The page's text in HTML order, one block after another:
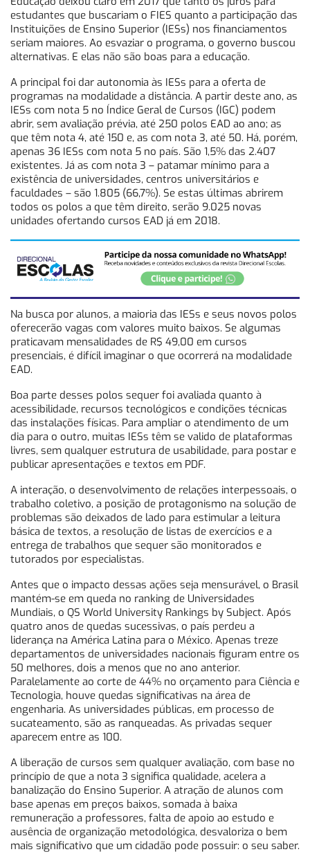
estudantes que buscariam o FIES quanto a participação das
Instituições de Ensino Superior (IESs) nos financiamentos
seriam maiores. Ao esvaziar o programa, o governo buscou
alternativas. E elas não são boas para a educação.
A principal foi dar autonomia às IESs para a oferta de
programas na modalidade a distância. A partir deste ano, as
IESs com nota 5 no Índice Geral de Cursos (IGC) podem
abrir, sem avaliação prévia, até 250 polos EAD ao ano; as
que têm nota 4, até 150 e, as com nota 3, até 50. Há, porém,
apenas 36 IESs com nota 5 no país. São 1,5% das 2.407
existentes. Já as com nota 3 – patamar mínimo para a
existência de universidades, centros universitários e
faculdades – são 1.805 (66,7%). Se estas últimas abrirem
todos os polos a que têm direito, serão 9.025 novas
unidades ofertando cursos EAD já em 2018.
Na busca por alunos, a maioria das IESs e seus novos polos
oferecerão vagas com valores muito baixos. Se algumas
praticavam mensalidades de R$ 49,00 em cursos
presenciais, é difícil imaginar o que ocorrerá na modalidade
EAD.
Boa parte desses polos sequer foi avaliada quanto à
acessibilidade, recursos tecnológicos e condições técnicas
das instalações físicas. Para ampliar o atendimento de um
dia para o outro, muitas IESs têm se valido de plataformas
livres, sem qualquer estrutura de usabilidade, para postar e
publicar apresentações e textos em PDF.
A interação, o desenvolvimento de relações interpessoais, o
trabalho coletivo, a posição de protagonismo na solução de
problemas são deixados de lado para estimular a leitura
básica de textos, a resolução de listas de exercícios e a
entrega de trabalhos que sequer são monitorados e
tutorados por especialistas.
Antes que o impacto dessas ações seja mensurável, o Brasil
mantém-se em queda no ranking de Universidades
Mundiais, o QS World University Rankings by Subject. Após
quatro anos de quedas sucessivas, o país perdeu a
liderança na América Latina para o México. Apenas treze
departamentos de universidades nacionais figuram entre os
50 melhores, dois a menos que no ano anterior.
Paralelamente ao corte de 44% no orçamento para Ciência e
Tecnologia, houve quedas significativas na área de
engenharia. As universidades públicas, em processo de
sucateamento, são as ranqueadas. As privadas sequer
aparecem entre as 100.
A liberação de cursos sem qualquer avaliação, com base no
princípio de que a nota 3 significa qualidade, acelera a
banalização do Ensino Superior. A atração de alunos com
base apenas em preços baixos, somada à baixa
remuneração a professores, falta de apoio ao estudo e
ausência de organização metodológica, desvaloriza o bem
mais significativo que um cidadão pode possuir: o seu saber.